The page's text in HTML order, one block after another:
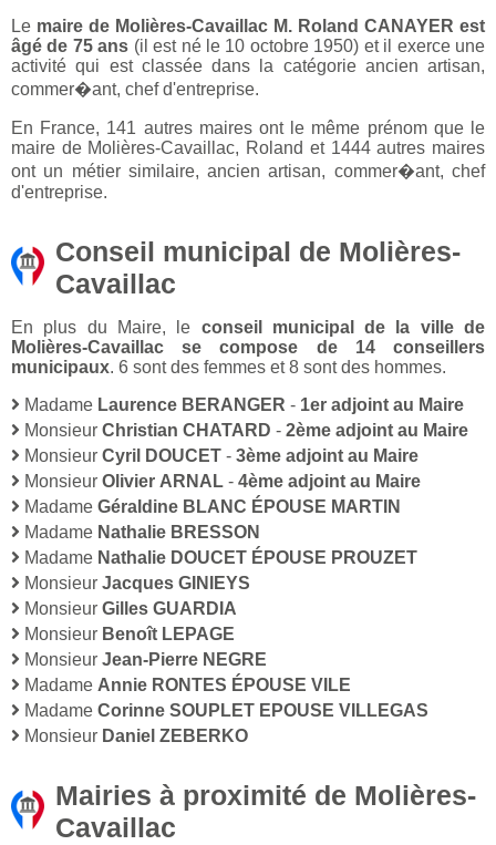
Le maire de Molières-Cavaillac M. Roland CANAYER est
âgé de 75 ans (il est né le 10 octobre 1950) et il exerce une
activité qui est classée dans la catégorie ancien artisan,
commer�ant, chef d'entreprise.
En France, 141 autres maires ont le même prénom que le
maire de Molières-Cavaillac, Roland et 1444 autres maires
ont un métier similaire, ancien artisan, commer�ant, chef
d'entreprise.
Conseil municipal de Molières-
Cavaillac
En plus du Maire, le conseil municipal de la ville de
Molières-Cavaillac se compose de 14 conseillers
municipaux. 6 sont des femmes et 8 sont des hommes.
Madame Laurence BERANGER - 1er adjoint au Maire
Monsieur Christian CHATARD - 2ème adjoint au Maire
Monsieur Cyril DOUCET - 3ème adjoint au Maire
Monsieur Olivier ARNAL - 4ème adjoint au Maire
Madame Géraldine BLANC ÉPOUSE MARTIN
Madame Nathalie BRESSON
Madame Nathalie DOUCET ÉPOUSE PROUZET
Monsieur Jacques GINIEYS
Monsieur Gilles GUARDIA
Monsieur Benoît LEPAGE
Monsieur Jean-Pierre NEGRE
Madame Annie RONTES ÉPOUSE VILE
Madame Corinne SOUPLET EPOUSE VILLEGAS
Monsieur Daniel ZEBERKO
Mairies à proximité de Molières-
Cavaillac